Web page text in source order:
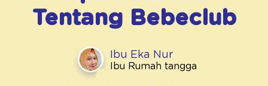
Tentang Bebeclub
Ibu Eka Nur
Ibu Rumah tangga